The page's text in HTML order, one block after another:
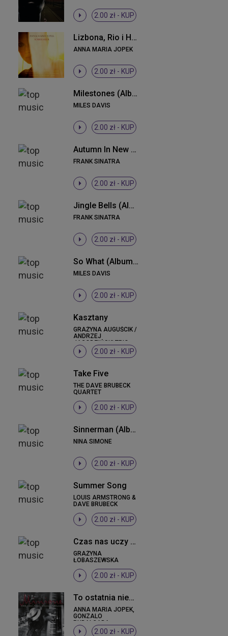
2.00 zł - KUP
Lizbona, Rio i Hawana
ANNA MARIA JOPEK
2.00 zł - KUP
Milestones (Album Version)
MILES DAVIS
2.00 zł - KUP
Autumn In New York (78rpm Version)
FRANK SINATRA
2.00 zł - KUP
Jingle Bells (Album Version)
FRANK SINATRA
2.00 zł - KUP
So What (Album Version)
MILES DAVIS
2.00 zł - KUP
Kasztany
GRAŻYNA AUGUŚCIK /
ANDRZEJ
JAGODZIŃSKI TRIO
2.00 zł - KUP
Take Five
THE DAVE BRUBECK
QUARTET
2.00 zł - KUP
Sinnerman (Album Version)
NINA SIMONE
2.00 zł - KUP
Summer Song
LOUIS ARMSTRONG &
DAVE BRUBECK
2.00 zł - KUP
Czas nas uczy pogody
GRAŻYNA
ŁOBASZEWSKA
2.00 zł - KUP
To ostatnia niedziela
ANNA MARIA JOPEK,
GONZALO
RUBALCABA
2.00 zł - KUP